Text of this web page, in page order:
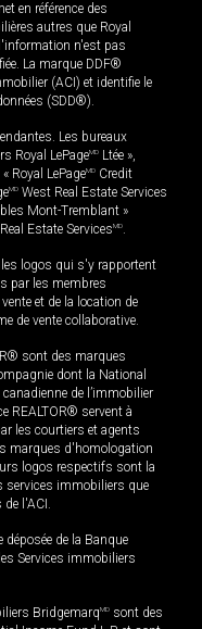
en référence des
autres que Royal
n'est pas
La marque DDF®
(ACI) et identifie le
(SDD®).
Les bureaux
Royal LePageMD Ltée »,
« Royal LePageMD Credit
MD West Real Estate Services
Mont-Tremblant »
Estate ServicesMD.
logos qui s'y rapportent
par les membres
et de la location de
de vente collaborative.
sont des marques
dont la National
de l’immobilier
REALTOR® servent à
les courtiers et agents
marques d'homologation
logos respectifs sont la
services immobiliers que
l'ACI.
de la Banque
Services immobiliers
BridgemarqMD sont des